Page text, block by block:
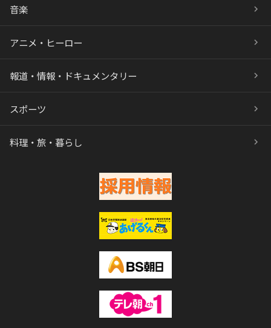
音楽
アニメ・ヒーロー
報道・情報・ドキュメンタリー
スポーツ
料理・旅・暮らし